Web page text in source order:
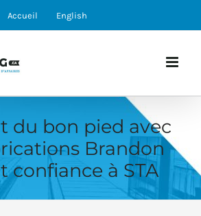
Accueil English
du bon pied avec
Brandon
confiance à STA